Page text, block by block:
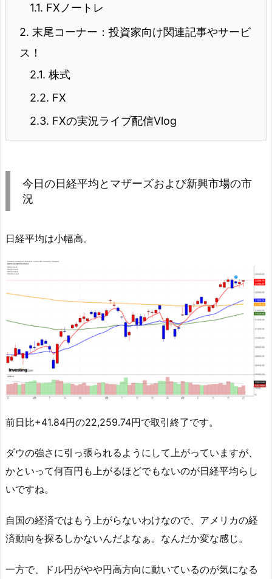
1.1. FXノートレ
2. 末尾コーナー：投資家向け関連記事やサービ
ス！
2.1. 株式
2.2. FX
2.3. FXの実況ライブ配信Vlog
今日の日経平均とマザーズおよび新興市場の市
況
日経平均は小幅高。
前日比+41.84円の22,259.74円で取引終了です。
ダウの強さに引っ張られるようにして上がっていますが、
かといって何百円も上がるほどでもないのが日経平均らし
いですね。
自国の経済ではもう上がらないわけなので、アメリカの経
済動向を探るしかないんだよなぁ。なんだか変な感じ。
一方で、ドル円がやや円高方向に動いているのが気になる